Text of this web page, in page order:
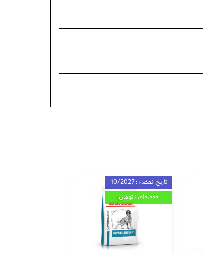
تاریخ انقضاء : 10/2027
۲,۰۱۰,۰۰۰ تومان